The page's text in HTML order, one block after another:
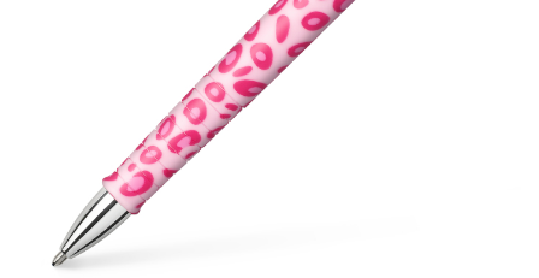
Capsatoare, capse si perforatoare
Caiete si blocnotesuri
Dosare, folii protectie si mape
Accesorii diverse pentru birou
Etichetare si ambalare
Arhivare si depozitare
Instrumente de scris